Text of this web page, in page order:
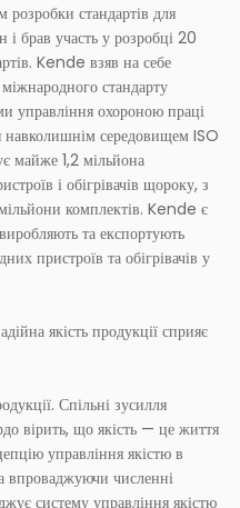
стандартів для
брав участь у розробці 20
Kende взяв на себе
стандарту
управління охороною праці
навколишнім середовищем ISO
майже 1,2 мільйона
і обігрівачів щороку, з
комплектів. Kende є
та експортують
пристроїв та обігрівачів у
якість продукції сприяє
Спільні зусилля
вірить, що якість — це життя
управління якістю в
впроваджуючи численні
систему управління якістю